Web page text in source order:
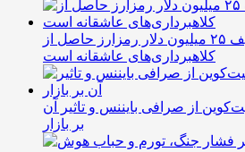
آمریکا در پی توقیف ۲۵ میلیون دلار رمزارز حاصل از
کلاهبرداری‌های عاشقانه است
دلار بیت‌کوین از صرافی بایننس و تاثیر آن
بر بازار